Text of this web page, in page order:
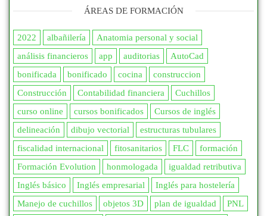
ÁREAS DE FORMACIÓN
2022 albañilería
Anatomia personal y social
análisis financieros
app auditorias
AutoCad
bonificada
bonificado cocina
construccion
Construcción
Contabilidad financiera
Cuchillos
curso online
cursos bonificados
Cursos de inglés
delineación
dibujo vectorial
estructuras tubulares
fiscalidad internacional
fitosanitarios FLC
formación
Formación Evolution
honmologada
igualdad retributiva
Inglés básico
Inglés empresarial
Inglés para hostelería
Manejo de cuchillos
objetos 3D plan de igualdad
PNL